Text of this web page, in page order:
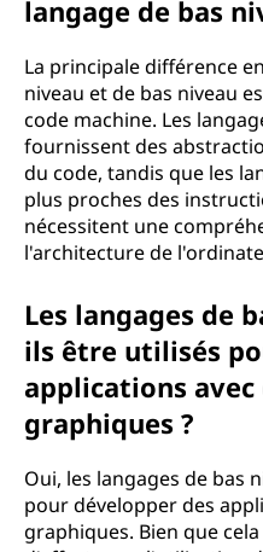
langage de bas
La principale différence
niveau et de bas niveau
code machine. Les
fournissent des
du code, tandis que les
plus proches des
nécessitent une
l'architecture de
Les langages de
ils être utilisés
applications
graphiques ?
Oui, les langages de bas
pour développer des
graphiques. Bien que